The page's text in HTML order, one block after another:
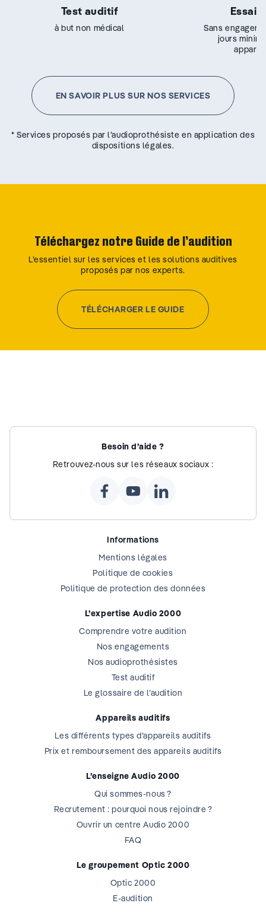
Test auditif
à but non médical
Essai
Sans
jours
EN SAVOIR PLUS SUR NOS SERVICES
* Services proposés par l’audioprothésiste en application des
dispositions légales.
Téléchargez notre Guide de l’audition
L’essentiel sur les services et les solutions auditives
proposés par nos experts.
TÉLÉCHARGER LE GUIDE
Besoin d’aide ?
Retrouvez-nous sur les réseaux sociaux :
Informations
Mentions légales
Politique de cookies
Politique de protection des données
L’expertise Audio 2000
Comprendre votre audition
Nos engagements
Nos audioprothésistes
Test auditif
Le glossaire de l’audition
Appareils auditifs
Les différents types d’appareils auditifs
Prix et remboursement des appareils auditifs
L’enseigne Audio 2000
Qui sommes-nous ?
Recrutement : pourquoi nous rejoindre ?
Ouvrir un centre Audio 2000
FAQ
Le groupement Optic 2000
Optic 2000
E-audition